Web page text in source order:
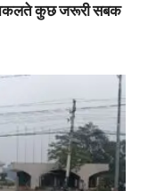
कुछ जरूरी सबक